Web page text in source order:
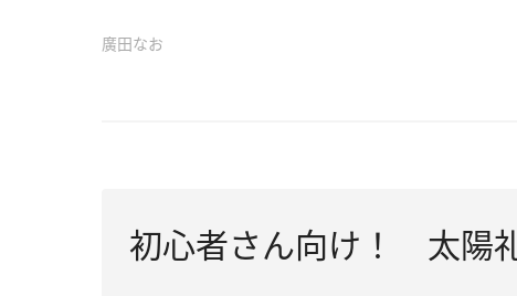
廣田なお
初心者さん向け！ 太陽